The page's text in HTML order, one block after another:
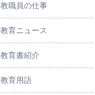
教職員の仕事
教育ニュース
教育書紹介
教育用語